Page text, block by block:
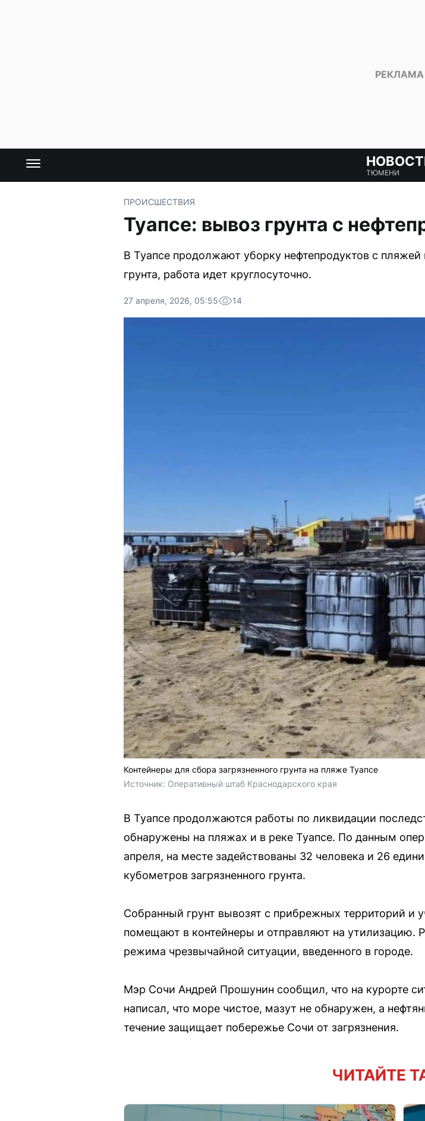
ТЮМЕНИ
ПРОИСШЕСТВИЯ
Туапсе: вывоз грунта с
В Туапсе продолжают уборку нефтепродуктов с
грунта, работа идет круглосуточно.
27 апреля, 2026, 05:55 14
Контейнеры для сбора загрязненного грунта на пляже Туапсе
Источник: Оперативный штаб Краснодарского края
В Туапсе продолжаются работы по ликвидации
обнаружены на пляжах и в реке Туапсе. По данным
апреля, на месте задействованы 32 человека и 26
кубометров загрязненного грунта.
Собранный грунт вывозят с прибрежных территорий и
помещают в контейнеры и отправляют на утилизацию.
режима чрезвычайной ситуации, введенного в городе.
Мэр Сочи Андрей Прошунин сообщил, что на курорте
написал, что море чистое, мазут не обнаружен, а
течение защищает побережье Сочи от загрязнения.
ЧИТАЙТЕ